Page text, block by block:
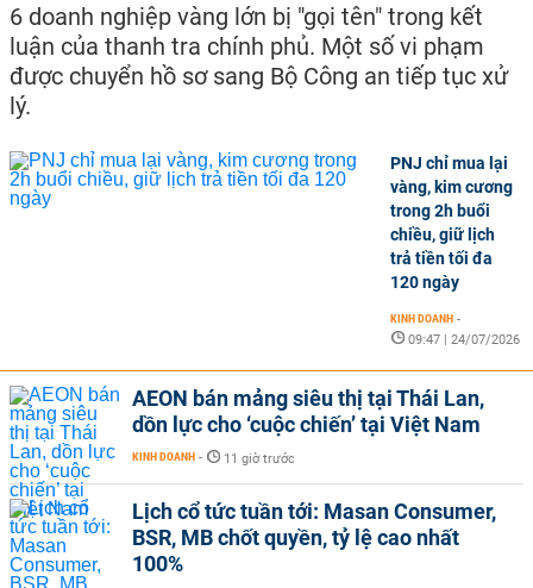
6 doanh nghiệp vàng lớn bị "gọi tên" trong kết
luận của thanh tra chính phủ. Một số vi phạm
được chuyển hồ sơ sang Bộ Công an tiếp tục xử
lý.
PNJ chỉ mua lại
vàng, kim cương
trong 2h buổi
chiều, giữ lịch
trả tiền tối đa
120 ngày
KINH DOANH -
09:47 | 24/07/2026
AEON bán mảng siêu thị tại Thái Lan,
dồn lực cho ‘cuộc chiến’ tại Việt Nam
KINH DOANH - 11 giờ trước
Lịch cổ tức tuần tới: Masan Consumer,
BSR, MB chốt quyền, tỷ lệ cao nhất
100%